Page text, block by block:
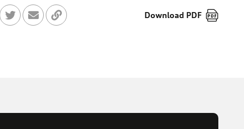
Download PDF